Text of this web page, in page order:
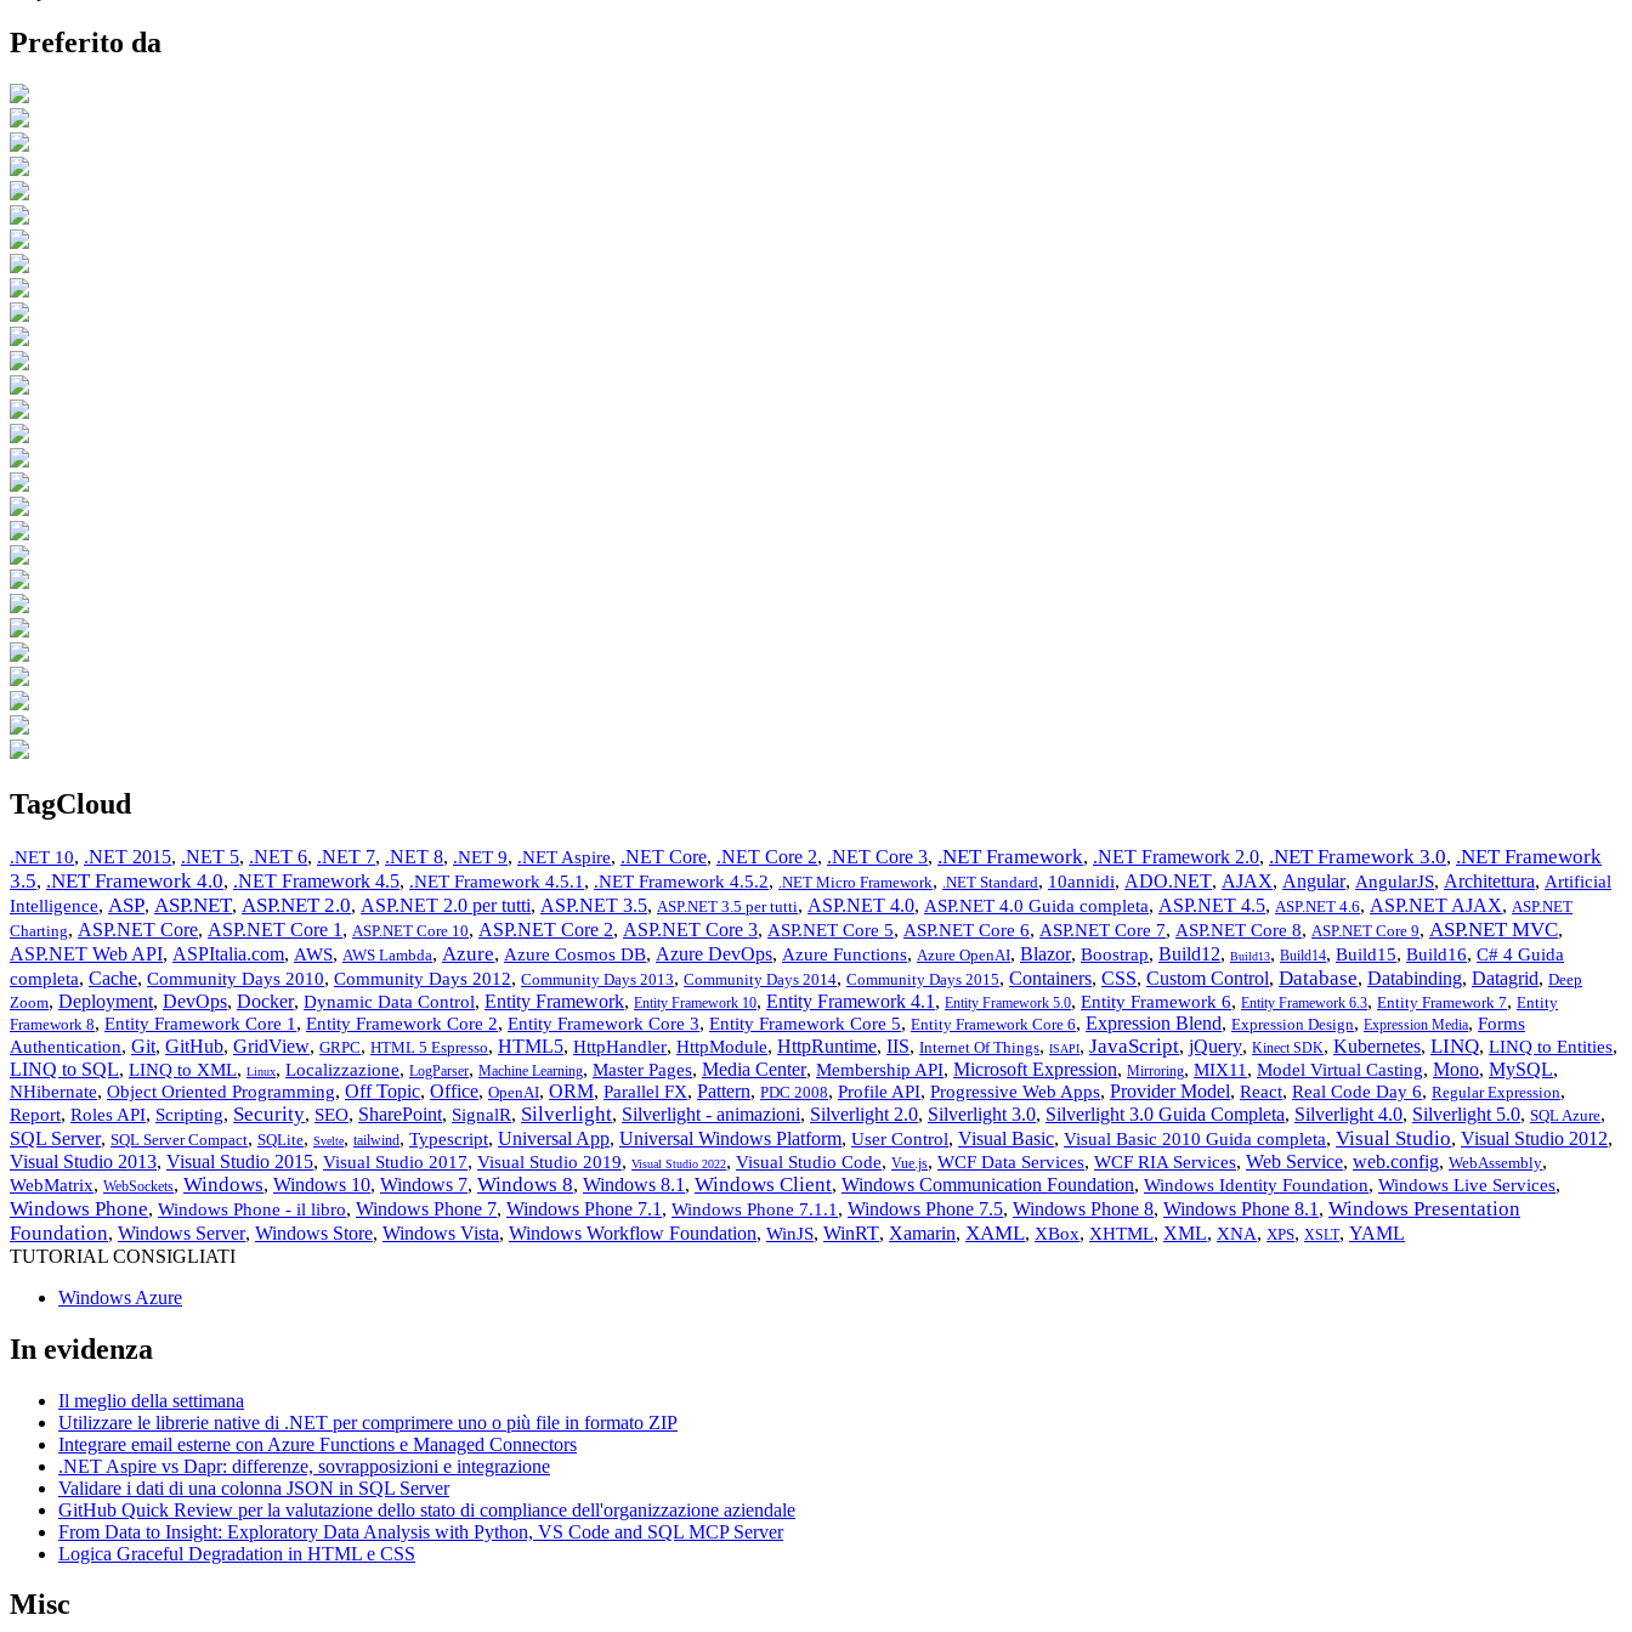
Preferito da
TagCloud
.NET 10, .NET 2015, .NET 5, .NET 6, .NET 7, .NET 8, .NET 9, .NET Aspire, .NET Core, .NET Core 2, .NET Core 3, .NET Framework, .NET Framework 2.0, .NET Framework 3.0, .NET Framework
3.5, .NET Framework 4.0, .NET Framework 4.5, .NET Framework 4.5.1 , .NET Framework 4.5.2, .NET Micro Framework, .NET Standard, 10annidi, ADO.NET, AJAX, Angular, AngularJS, Architettura, Artificial
Intelligence, ASP, ASP.NET, ASP.NET 2.0, ASP.NET 2.0 per tutti, ASP.NET 3.5, ASP.NET 3.5 per tutti, ASP.NET 4.0, ASP.NET 4.0 Guida completa, ASP.NET 4.5, ASP.NET 4.6, ASP.NET AJAX, ASP.NET
Charting, ASP.NET Core, ASP.NET Core 1 , ASP.NET Core 10, ASP.NET Core 2, ASP.NET Core 3, ASP.NET Core 5, ASP.NET Core 6, ASP.NET Core 7, ASP.NET Core 8, ASP.NET Core 9, ASP.NET MVC,
ASP.NET Web API, ASPItalia.com, AWS, AWS Lambda, Azure, Azure Cosmos DB, Azure DevOps, Azure Functions, Azure OpenAI, Blazor, Boostrap, Build12, Build13, Build14, Build15, Build16, C# 4 Guida
completa, Cache, Community Days 2010, Community Days 2012, Community Days 2013, Community Days 2014, Community Days 2015, Containers, CSS, Custom Control, Database, Databinding, Datagrid, Deep
Zoom, Deployment, DevOps, Docker, Dynamic Data Control, Entity Framework, Entity Framework 10, Entity Framework 4.1 , Entity Framework 5.0, Entity Framework 6, Entity Framework 6.3, Entity Framework 7, Entity
Framework 8, Entity Framework Core 1 , Entity Framework Core 2, Entity Framework Core 3, Entity Framework Core 5, Entity Framework Core 6, Expression Blend, Expression Design, Expression Media, Forms
Authentication, Git, GitHub, GridView, GRPC, HTML 5 Espresso, HTML5, HttpHandler, HttpModule, HttpRuntime, IIS, Internet Of Things, ISAPI, JavaScript, jQuery, Kinect SDK, Kubernetes, LINQ, LINQ to Entities,
LINQ to SQL, LINQ to XML, Linux, Localizzazione, LogParser, Machine Learning, Master Pages, Media Center, Membership API, Microsoft Expression, Mirroring, MIX11 , Model Virtual Casting, Mono, MySQL,
NHibernate, Object Oriented Programming, Off Topic, Office, OpenAI, ORM, Parallel FX, Pattern, PDC 2008, Profile API, Progressive Web Apps, Provider Model, React, Real Code Day 6, Regular Expression,
Report, Roles API, Scripting, Security, SEO, SharePoint, SignalR, Silverlight, Silverlight - animazioni, Silverlight 2.0, Silverlight 3.0, Silverlight 3.0 Guida Completa, Silverlight 4.0, Silverlight 5.0, SQL Azure,
SQL Server, SQL Server Compact, SQLite, Svelte, tailwind, Typescript, Universal App, Universal Windows Platform, User Control, Visual Basic, Visual Basic 2010 Guida completa, Visual Studio, Visual Studio 2012,
Visual Studio 2013, Visual Studio 2015, Visual Studio 2017, Visual Studio 2019, Visual Studio 2022, Visual Studio Code, Vue.js, WCF Data Services, WCF RIA Services, Web Service, web.config, WebAssembly,
WebMatrix, WebSockets, Windows, Windows 10, Windows 7, Windows 8, Windows 8.1 , Windows Client, Windows Communication Foundation, Windows Identity Foundation, Windows Live Services,
Windows Phone, Windows Phone - il libro, Windows Phone 7, Windows Phone 7.1 , Windows Phone 7.1.1 , Windows Phone 7.5, Windows Phone 8, Windows Phone 8.1 , Windows Presentation
Foundation, Windows Server, Windows Store, Windows Vista, Windows Workflow Foundation, WinJS, WinRT, Xamarin, XAML, XBox, XHTML, XML, XNA, XPS, XSLT, YAML
TUTORIAL CONSIGLIATI
Windows Azure
In evidenza
Il meglio della settimana
Utilizzare le librerie native di .NET per comprimere uno o più file in formato ZIP
Integrare email esterne con Azure Functions e Managed Connectors
.NET Aspire vs Dapr: differenze, sovrapposizioni e integrazione
Validare i dati di una colonna JSON in SQL Server
GitHub Quick Review per la valutazione dello stato di compliance dell'organizzazione aziendale
From Data to Insight: Exploratory Data Analysis with Python, VS Code and SQL MCP Server
Logica Graceful Degradation in HTML e CSS
Misc